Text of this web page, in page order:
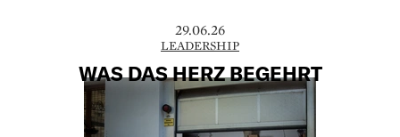
29.06.26
LEADERSHIP
WAS DAS HERZ BEGEHRT